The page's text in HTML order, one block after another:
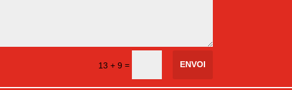
13 + 9= ENVOI